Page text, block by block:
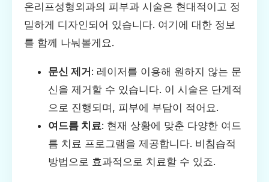
온리프성형외과의 피부과 시술은 현대적이고 정
밀하게 디자인되어 있습니다. 여기에 대한 정보
를 함께 나눠볼게요.
문신 제거 : 레이저를 이용해 원하지 않는 문
신을 제거할 수 있습니다. 이 시술은 단계적
으로 진행되며, 피부에 부담이 적어요.
여드름 치료: 현재 상황에 맞춘 다양한 여드
름 치료 프로그램을 제공합니다. 비침습적
방법으로 효과적으로 치료할 수 있죠.